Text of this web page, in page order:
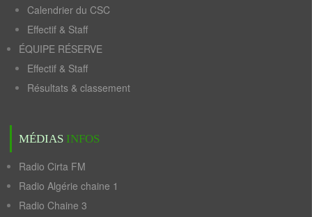
Calendrier du CSC
Effectif & Staff
ÉQUIPE RÉSERVE
Effectif & Staff
Résultats & classement
MÉDIAS INFOS
Radio Cirta FM
Radio Algérie chaine 1
Radio Chaine 3